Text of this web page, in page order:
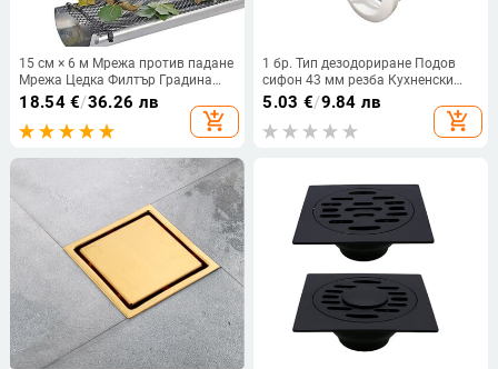
15 см × 6 м Мрежа против падане
Мрежа Цедка Филтър Градина
Мрежа за птици Ограда
Предпазител за улуци от листа,
клонки, клони Пластмасова
18.54€/36.26 лв
add_shopping_cart
1 бр. Тип дезодориране Подов
сифон 43 мм резба Кухненски
под в баня Мивка и сифон за
тоалетна Автоматично сгъване
5.03 €/9.84 лв
add_shopping_cart